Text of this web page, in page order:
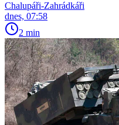
Chalupáři-Zahrádkáři
dnes, 07:58
2 min